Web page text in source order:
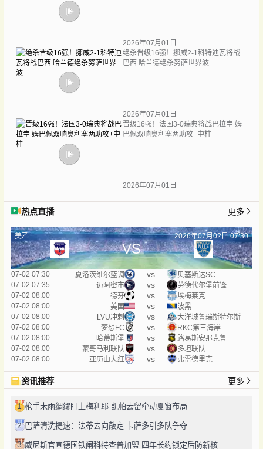
2026年07月01日
绝杀晋级16强！挪威2-1科特迪瓦将战
巴西 哈兰德绝杀努萨世界波
2026年07月01日
晋级16强！法国3-0瑞典将战巴拉圭 姆
巴佩双响奥利塞两助攻+中柱
2026年07月01日
热点直播 更多
美乙 2026年07月02日 07:30
VS
07-02 07:30 夏洛茨维尔蓝调 vs
贝塞斯达SC
07-02 07:35
迈阿密市 vs
劳德代尔堡前锋
07-02 08:00
德芬 vs
埃梅莱克
07-02 08:00
美国 vs
波黑
07-02 08:00
LVU冲刺 vs
大洋城鲁瑞斯特尔斯
07-02 08:00
梦想FC vs
RKC第三海岸
07-02 08:00
哈蒂斯堡 vs
路易斯安那克鲁
07-02 08:00
蒙哥马利联队 vs
多坦联队
07-02 08:00
亚历山大红 vs 弗雷德里克
资讯推荐 更多
1 枪手未雨绸缪盯上梅利耶 凯帕去留牵动夏窗布局
2 巴萨清洗提速：法蒂去向敲定 卡萨多引多队争夺
3 威尼斯官宣德国铁闸科特查普加盟 四年长约锁定后防新核